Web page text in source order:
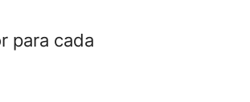
para cada